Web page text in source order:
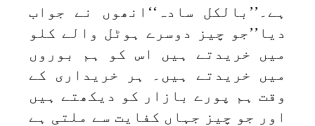
ہے۔’’بالکل سادہ‘‘انھوں نے جواب
دیا’’جو چیز دوسرے ہوٹل والے کلو
میں خریدتے ہیں اس کو ہم بوروں
میں خریدتے ہیں۔ ہر خریداری کے
وقت ہم پورے بازار کو دیکھتے ہیں
اور جو چیز جہاں کفایت سے ملتی ہے